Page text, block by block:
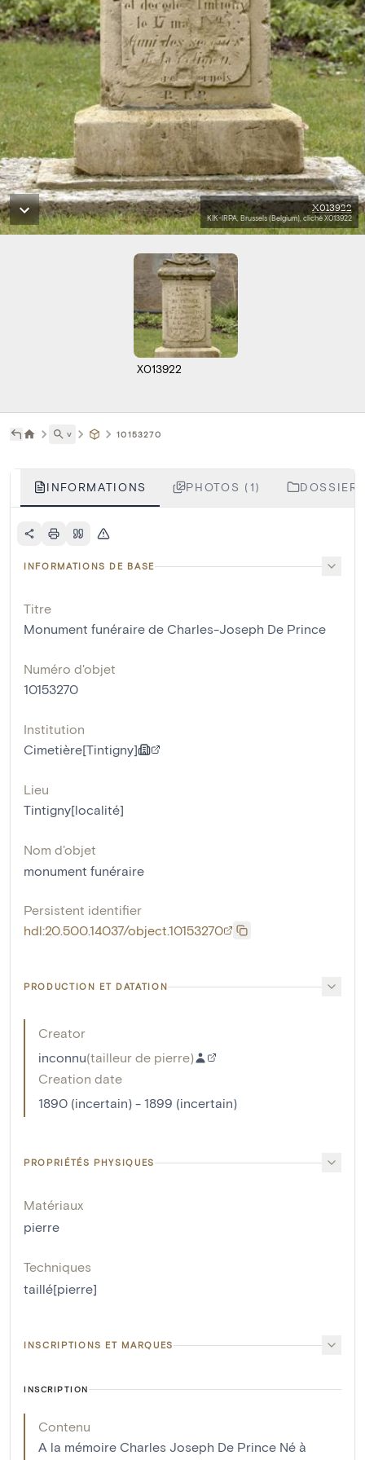
X013922
KIK-IRPA, Brussels (Belgium), cliché X013922
X013922
˅ 10153270
INFORMATIONS PHOTOS (1)
INFORMATIONS DE BASE
Titre
Monument funéraire de Charles-Joseph De Prince
Numéro d'objet
10153270
Institution
Cimetière[Tintigny]
Lieu
Tintigny[localité]
Nom d'objet
monument funéraire
Persistent identifier
hdl:20.500.14037/object.10153270
PRODUCTION ET DATATION
Creator
inconnu(tailleur de pierre)
Creation date
1890 (incertain) - 1899 (incertain)
PROPRIÉTÉS PHYSIQUES
Matériaux
pierre
Techniques
taillé[pierre]
INSCRIPTIONS ET MARQUES
INSCRIPTION
Contenu
A la mémoire Charles Joseph De Prince Né à